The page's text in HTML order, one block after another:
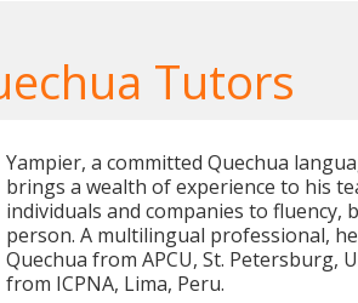
Tutors
Yampier, a committed Quechua
brings a wealth of experience to his
individuals and companies to fluency,
person. A multilingual professional,
Quechua from APCU, St. Petersburg,
from ICPNA, Lima, Peru.